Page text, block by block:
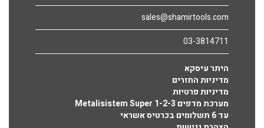
sales@shamirtools.com
03-3814711
היתר עיסקא
מדיניות החזרים
מדיניות פרטיות
מערכת מדפים Metalisistem Super 1-2-3
עד 6 תשלומים בכרטיס אשראי